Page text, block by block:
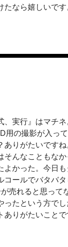
なら嬉しいです
実行』はマチ
用の撮影が入っ
りがたいです
んなこともな
かった。今日
ールでバタバ
売れると思って
たという方で
りがたいこと